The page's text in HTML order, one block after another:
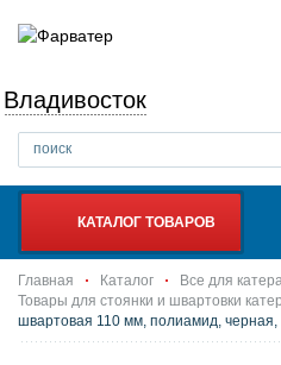
Владивосток
КАТАЛОГ ТОВАРОВ
Главная Каталог
Все для
Товары для стоянки и швартовки
швартовая 110 мм, полиамид, черная,